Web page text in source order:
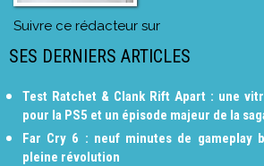
Suivre ce rédacteur sur
SES DERNIERS ARTICLES
Test Ratchet & Clank Rift Apart : une
pour la PS5 et un épisode majeur de la
Far Cry 6 : neuf minutes de gameplay
pleine révolution